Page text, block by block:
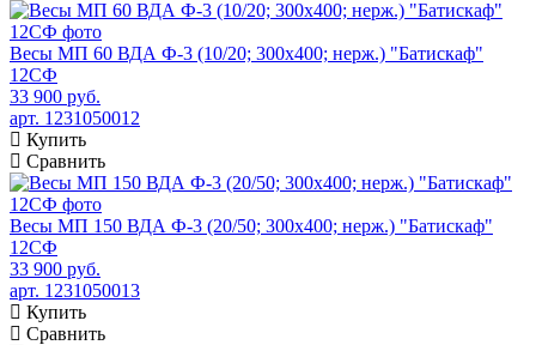
Весы МП 60 ВДА Ф-3 (10/20; 300х400; нерж.) "Батискаф"
12СФ
33 900 руб.
арт. 1231050012
Купить
Сравнить
Весы МП 150 ВДА Ф-3 (20/50; 300х400; нерж.) "Батискаф"
12СФ
33 900 руб.
арт. 1231050013
Купить
Сравнить